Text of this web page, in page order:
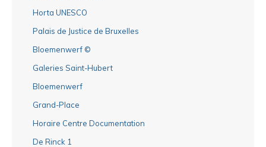
Horta UNESCO
Palais de Justice de Bruxelles
Bloemenwerf ©
Galeries Saint-Hubert
Bloemenwerf
Grand-Place
Horaire Centre Documentation
De Rinck 1